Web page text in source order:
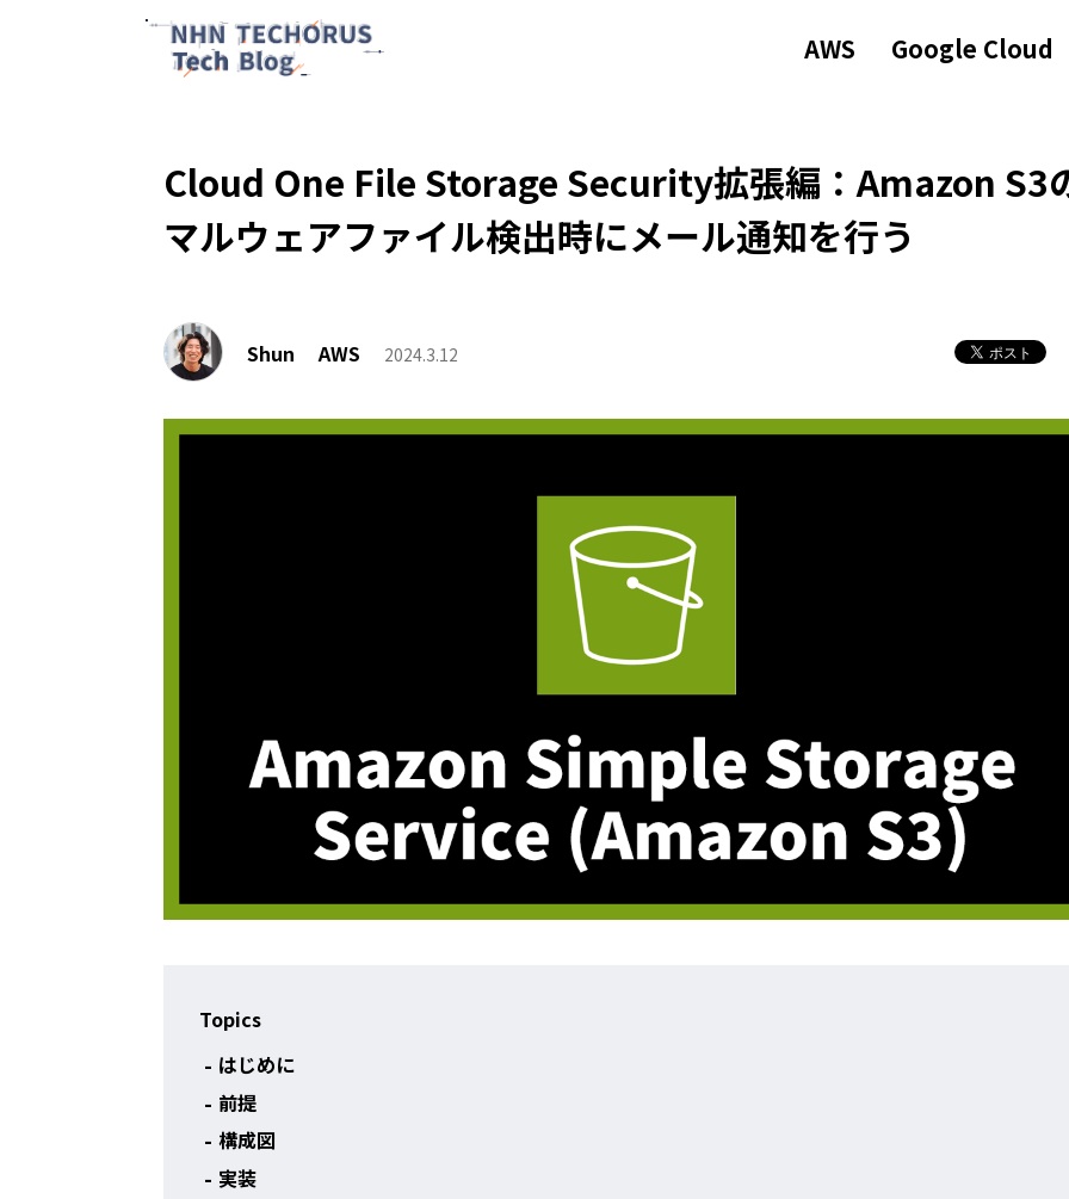
AWS Google Cloud
Cloud One File Storage Security拡張編：Amazon S3
マルウェアファイル検出時にメール通知を行う
Shun AWS 2024.3.12
Topics
はじめに
前提
構成図
実装